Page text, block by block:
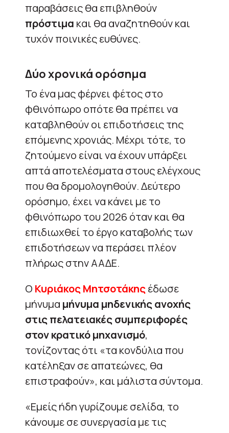
παραβάσεις θα επιβληθούν
πρόστιμα και θα αναζητηθούν και
τυχόν ποινικές ευθύνες.
Δύο χρονικά ορόσημα
Το ένα μας φέρνει φέτος στο
φθινόπωρο οπότε θα πρέπει να
καταβληθούν οι επιδοτήσεις της
επόμενης χρονιάς. Μέχρι τότε, το
ζητούμενο είναι να έχουν υπάρξει
απτά αποτελέσματα στους ελέγχους
που θα δρομολογηθούν. Δεύτερο
ορόσημο, έχει να κάνει με το
φθινόπωρο του 2026 όταν και θα
επιδιωχθεί το έργο καταβολής των
επιδοτήσεων να περάσει πλέον
πλήρως στην ΑΑΔΕ.
Ο Κυριάκος Μητσοτάκηςέδωσε
μήνυμα μήνυμα μηδενικής ανοχής
στις πελατειακές συμπεριφορές
στον κρατικό μηχανισμό,
τονίζοντας ότι «τα κονδύλια που
κατέληξαν σε απατεώνες, θα
επιστραφούν», και μάλιστα σύντομα.
«Εμείς ήδη γυρίζουμε σελίδα, το
κάνουμε σε συνεργασία με τις